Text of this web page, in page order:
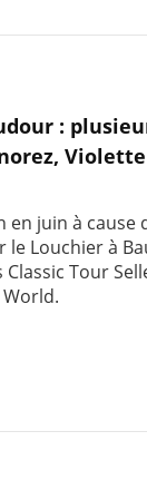
:
juin à cause
Louchier à
Tour